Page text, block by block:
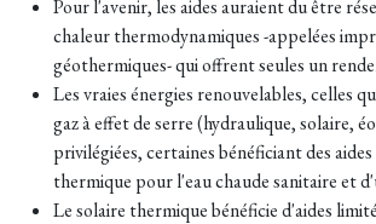
Pour l'avenir, les aides auraient du être
chaleur thermodynamiques -appelées
géothermiques- qui offrent seules un
Les vraies énergies renouvelables, celles
gaz à effet de serre (hydraulique, solaire,
privilégiées, certaines bénéficiant des
thermique pour l'eau chaude sanitaire et
Le solaire thermique bénéficie d'aides